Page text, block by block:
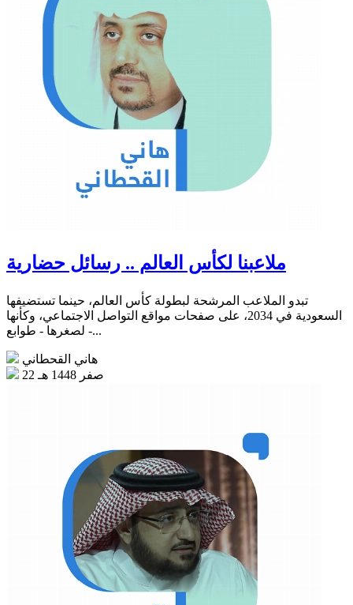
ملاعبنا لكأس العالم .. رسائل حضارية
تبدو الملاعب المرشحة لبطولة كأس العالم، حينما تستضيفها
السعودية في 2034، على صفحات مواقع التواصل الاجتماعي، وكأنها
- لصغرها - طوابع...
هاني القحطاني
22 صفر 1448 هـ